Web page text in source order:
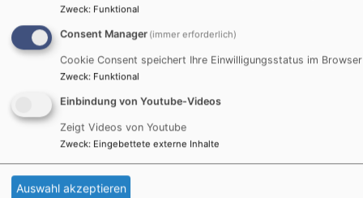
Zweck: Funktional
Consent Manager (immer erforderlich)
Cookie Consent speichert Ihre Einwilligungsstatus im Browser
Zweck: Funktional
Einbindung von Youtube-Videos
Zeigt Videos von Youtube
Zweck: Eingebettete externe Inhalte
Auswahl akzeptieren